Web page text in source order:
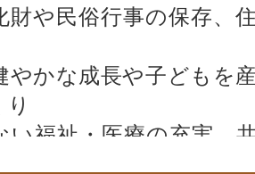
財や民俗行事の保存、
やかな成長や子どもを
い福祉・医療の充実、